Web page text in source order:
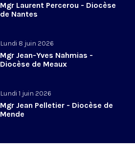
Mgr Laurent Percerou - Diocèse
de Nantes
Lundi 8 juin 2026
Mgr Jean-Yves Nahmias -
Diocèse de Meaux
Lundi 1 juin 2026
Mgr Jean Pelletier - Diocèse de
Mende